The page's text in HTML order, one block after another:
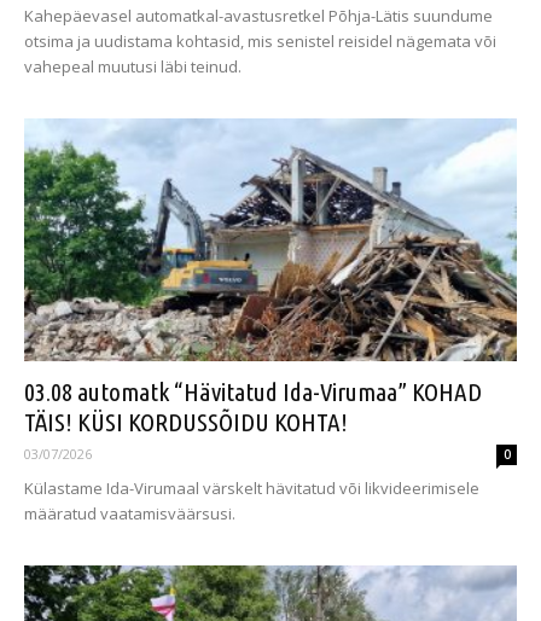
Kahepäevasel automatkal-avastusretkel Põhja-Lätis suundume
otsima ja uudistama kohtasid, mis senistel reisidel nägemata või
vahepeal muutusi läbi teinud.
03.08 automatk “Hävitatud Ida-Virumaa” KOHAD
TÄIS! KÜSI KORDUSSÕIDU KOHTA!
03/07/2026 0
Külastame Ida-Virumaal värskelt hävitatud või likvideerimisele
määratud vaatamisväärsusi.